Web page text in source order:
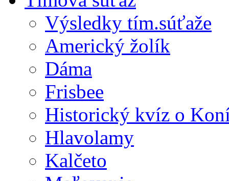
Výsledky tím.súťaže
Americký žolík
Dáma
Frisbee
Historický kvíz o
Hlavolamy
Kalčeto